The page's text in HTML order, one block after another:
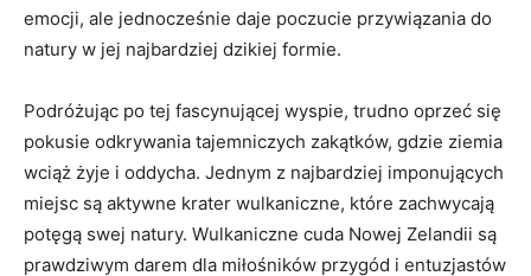
emocji, ale ⁤jednocześnie⁤ daje poczucie przywiązania do
natury w jej ‍najbardziej dzikiej formie.
Podróżując po ⁤tej fascynującej wyspie, trudno​ oprzeć się
pokusie odkrywania tajemniczych zakątków, gdzie ziemia
wciąż żyje i oddycha. Jednym z najbardziej imponujących
miejsc są aktywne ​krater wulkaniczne,​ które zachwycają
potęgą swej‌ natury.⁤ Wulkaniczne cuda ​Nowej Zelandii są
prawdziwym darem dla miłośników przygód‍ i entuzjastów